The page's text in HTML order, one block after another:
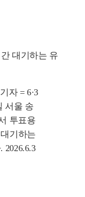
대기하는 유
자 = 6·3
서울 송
투표용
기하는
2026.6.3